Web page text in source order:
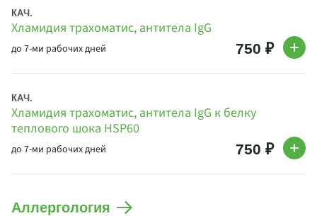
Хламидия трахоматис, антитела IgG
КАЧ.
до 7-ми рабочих дней 750 ₽
Хламидия трахоматис, антитела IgG к белку
теплового шока HSP60
КАЧ.
до 7-ми рабочих дней 750 ₽
Аллергология